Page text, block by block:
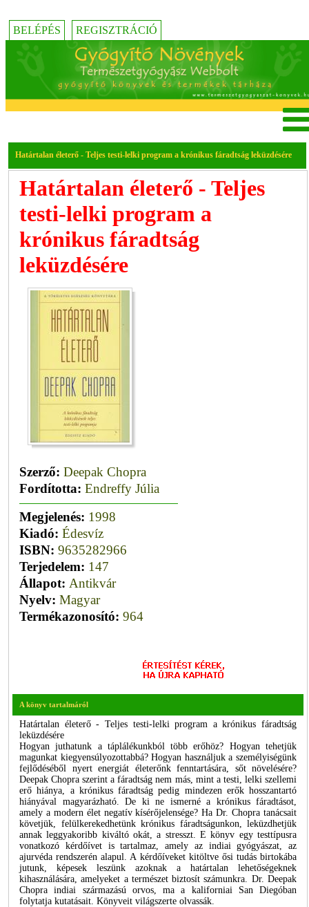
BELÉPÉS REGISZTRÁCIÓ
Határtalan életerő - Teljes testi-lelki program a krónikus fáradtság leküzdésére
Határtalan életerő - Teljes
testi-lelki program a
krónikus fáradtság
leküzdésére
Szerző: Deepak Chopra
Fordította: Endreffy Júlia
Megjelenés: 1998
Kiadó: Édesvíz
ISBN: 9635282966
Terjedelem: 147
Állapot: Antikvár
Nyelv: Magyar
Termékazonosító: 964
A könyv tartalmáról
Határtalan életerő - Teljes testi-lelki program a krónikus fáradtság
leküzdésére
Hogyan juthatunk a táplálékunkból több erőhöz? Hogyan tehetjük
magunkat kiegyensúlyozottabbá? Hogyan használjuk a személyiségünk
fejlődéséből nyert energiát életerőnk fenntartására, sőt növelésére?
Deepak Chopra szerint a fáradtság nem más, mint a testi, lelki szellemi
erő hiánya, a krónikus fáradtság pedig mindezen erők hosszantartó
hiányával magyarázható. De ki ne ismerné a krónikus fáradtásot,
amely a modern élet negatív kísérőjelensége? Ha Dr. Chopra tanácsait
követjük, felülkerekedhetünk krónikus fáradtságunkon, leküzdhetjük
annak leggyakoribb kiváltó okát, a stresszt. E könyv egy testtípusra
vonatkozó kérdőívet is tartalmaz, amely az indiai gyógyászat, az
ajurvéda rendszerén alapul. A kérdőíveket kitöltve ősi tudás birtokába
jutunk, képesek leszünk azoknak a határtalan lehetőségeknek
kihasználására, amelyeket a természet biztosít számunkra. Dr. Deepak
Chopra indiai származású orvos, ma a kaliforniai San Diegóban
folytatja kutatásait. Könyveit világszerte olvassák.